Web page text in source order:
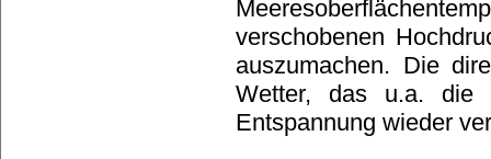
verschobenen
auszumachen. Die
Wetter, das u.a. die
Entspannung wieder